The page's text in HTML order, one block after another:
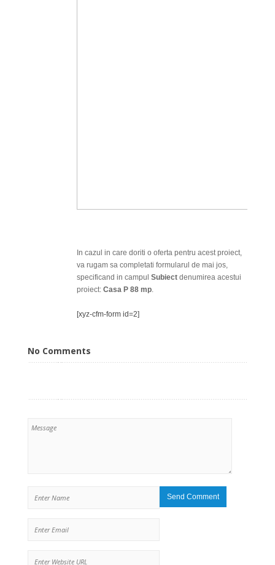
In cazul in care doriti o oferta pentru acest proiect,
va rugam sa completati formularul de mai jos,
specificand in campul Subiect denumirea acestui
proiect: Casa P 88 mp
[xyz-cfm-form id=2]
No Comments